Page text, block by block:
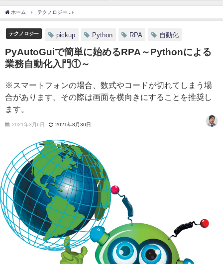
2021年5月1日
ホーム テクノロジー
テクノロジー pickup Python RPA 自動化
PyAutoGuiで簡単に始めるRPA～Pythonによる
業務自動化入門①～
※スマートフォンの場合、数式やコードが切れてしまう場
合があります。その際は画面を横向きにすることを推奨し
ます。
2021年3月6日 2021年8月30日